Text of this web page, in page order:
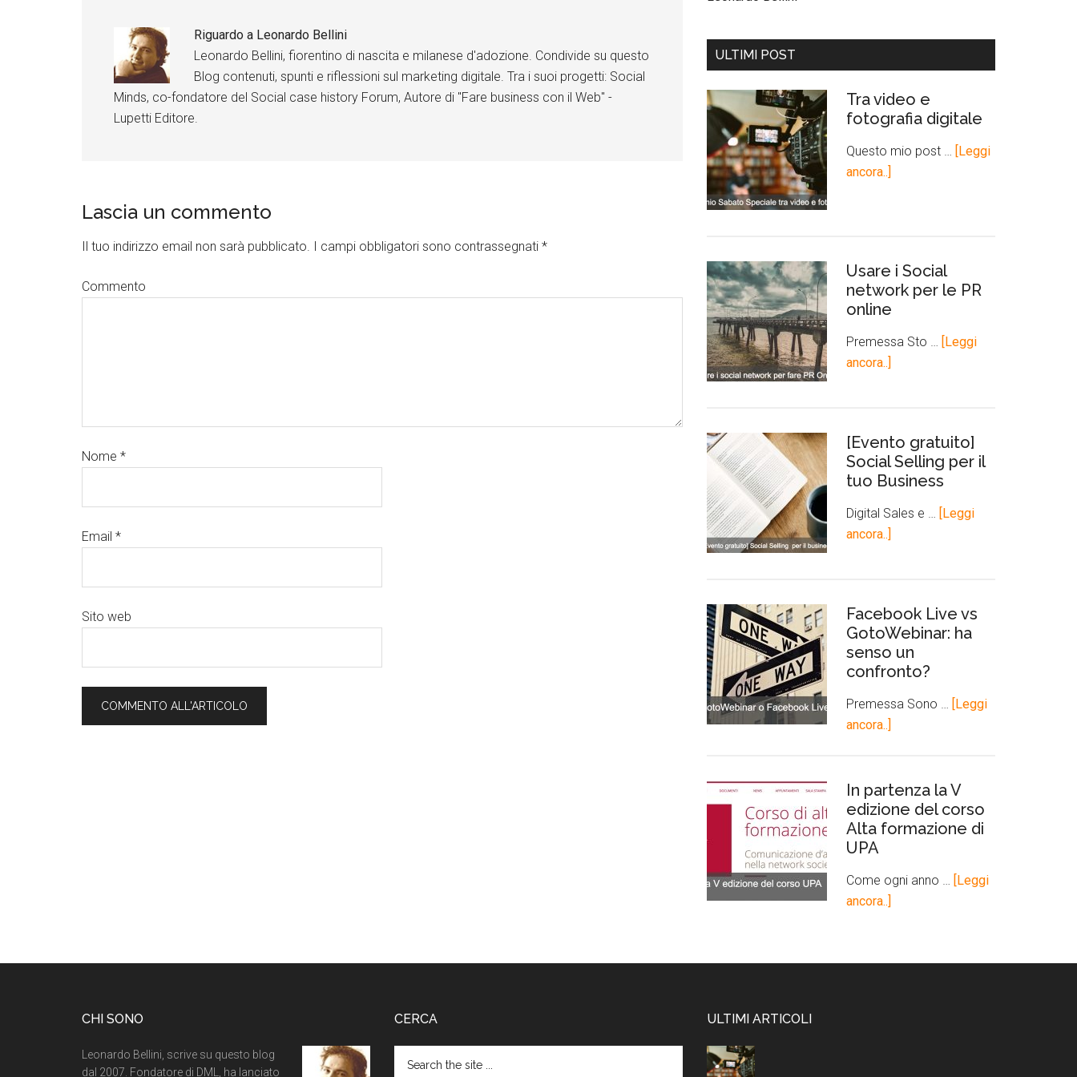
F
a
c
e
b
o
o
k
F
a
c
e
b
o
o
k
F
a
c
e
b
o
o
k
F
a
c
e
b
o
o
F
a
c
e
b
o
o
F
a
c
e
b
o
o
a
c
e
b
o
o
a
c
e
b
o
o
a
c
e
b
o
o
Riguardo a Leonardo Bellini
Leonardo Bellini, fiorentino di nascita e milanese d'adozione. Condivide su questo
Blog contenuti, spunti e riflessioni sul marketing digitale. Tra i suoi progetti: Social
Minds, co-fondatore del Social case history Forum, Autore di "Fare business con il Web" -
Lupetti Editore.
Lascia un commento
Il tuo indirizzo email non sarà pubblicato. I campi obbligatori sono contrassegnati *
Commento
Nome *
Email *
Sito web
ULTIMI POST
Tra video e
fotografia digitale
Questo mio post …
[Leggi
ancora..]
Usare i Social
network per le PR
online
Premessa Sto …
[Leggi
ancora..]
[Evento gratuito]
Social Selling per il
tuo Business
Digital Sales e …
[Leggi
ancora..]
Facebook Live vs
GotoWebinar: ha
senso un
confronto?
Premessa Sono …
[Leggi
ancora..]
In partenza la V
edizione del corso
Alta formazione di
UPA
Come ogni anno …
[Leggi
ancora..]
CHI SONO
Leonardo Bellini, scrive su questo blog
dal 2007. Fondatore di DML, ha lanciato
CERCA ULTIMI ARTICOLI